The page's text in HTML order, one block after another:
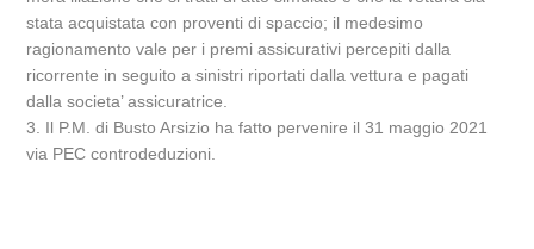
stata acquistata con proventi di spaccio; il medesimo
ragionamento vale per i premi assicurativi percepiti dalla
ricorrente in seguito a sinistri riportati dalla vettura e pagati
dalla societa’ assicuratrice.
3. Il P.M. di Busto Arsizio ha fatto pervenire il 31 maggio 2021
via PEC controdeduzioni.